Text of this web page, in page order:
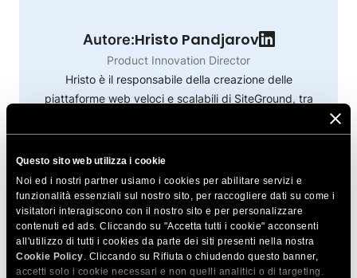
Questo sito web utilizza i cookie
Noi ed i nostri partner usiamo i cookies per abilitare servizi e
funzionalità essenziali sul nostro sito, per raccogliere dati su come i
visitatori interagiscono con il nostro sito e per personalizzare
contenuti ed ads. Cliccando su "Accetta tutti i cookie" acconsenti
all'utilizzo di tutti i cookies da parte dei siti presenti nella nostra
Cookie Policy. Cliccando su Rifiuta o chiudendo questo banner,
accetti solo i cookie necessari e non quelli analitici o di targeting.
Autore:Hristo Pandjarov
Product Innovation Director
Hristo è il responsabile della creazione delle
piattaforme web veloci e scalabili di SiteGround, tra
È appassionato di tecnologia all'avanguardia, sia nel
lavoro che nella vita quotidiana. Relatore a
conferenze, è un grande appassionato di
progettazione e stampa 3D, nonché della costruzione
di aeroplani radiocomandati.
Di più da Hristo